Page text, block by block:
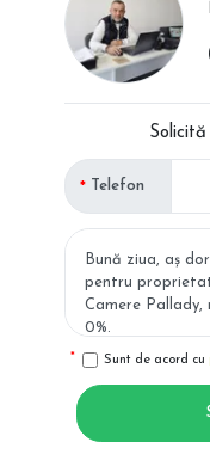
Telefon
Sunt de acord cu